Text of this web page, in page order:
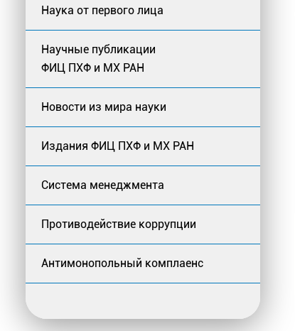
Наука от первого лица
Научные публикации
ФИЦ ПХФ и МХ РАН
Новости из мира науки
Издания ФИЦ ПХФ и МХ РАН
Система менеджмента
Противодействие коррупции
Антимонопольный комплаенс